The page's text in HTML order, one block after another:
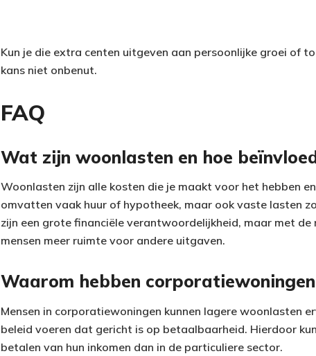
Kun je die extra centen uitgeven aan persoonlijke groei of
kans niet onbenut.
FAQ
Wat zijn woonlasten en hoe
Woonlasten zijn alle kosten die je maakt voor het hebben
omvatten vaak huur of hypotheek, maar ook vaste lasten
zijn een grote financiële verantwoordelijkheid, maar met de
mensen meer ruimte voor andere uitgaven.
Waarom hebben
Mensen in corporatiewoningen kunnen lagere woonlasten
beleid voeren dat gericht is op betaalbaarheid. Hierdoor
betalen van hun inkomen dan in de particuliere sector.